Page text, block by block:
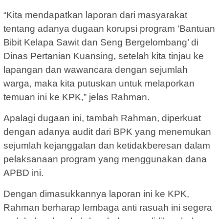
“Kita mendapatkan laporan dari masyarakat
tentang adanya dugaan korupsi program ‘Bantuan
Bibit Kelapa Sawit dan Seng Bergelombang’ di
Dinas Pertanian Kuansing, setelah kita tinjau ke
lapangan dan wawancara dengan sejumlah
warga, maka kita putuskan untuk melaporkan
temuan ini ke KPK,” jelas Rahman.
Apalagi dugaan ini, tambah Rahman, diperkuat
dengan adanya audit dari BPK yang menemukan
sejumlah kejanggalan dan ketidakberesan dalam
pelaksanaan program yang menggunakan dana
APBD ini.
Dengan dimasukkannya laporan ini ke KPK,
Rahman berharap lembaga anti rasuah ini segera